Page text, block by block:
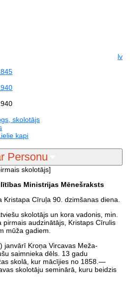
lv
skolotājs
kapi
Personu
skolotājs]
Ministrijas Mēnešraksts
Kristapa Cīruļa 90. dzimšanas diena.
skolotājs un kora vadonis, min.
pirmais audzinātājs, Kristaps Cīrulis
mūža gadiem.
janvārī Kroņa Vircavas Meža-
saimnieka dēls. 13 gadu
skolā, kur mācījies no 1858.—
skolotāju seminārā, kuru beidzis